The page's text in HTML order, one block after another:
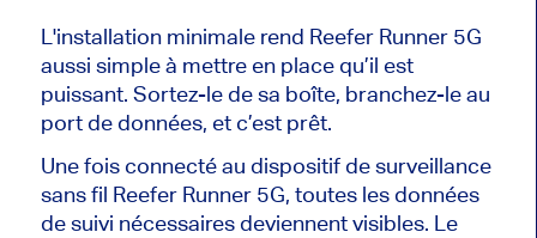
L'installation minimale rend Reefer Runner 5G
aussi simple à mettre en place qu’il est
puissant. Sortez-le de sa boîte, branchez-le au
port de données, et c’est prêt.
Une fois connecté au dispositif de surveillance
sans fil Reefer Runner 5G, toutes les données
de suivi nécessaires deviennent visibles. Le